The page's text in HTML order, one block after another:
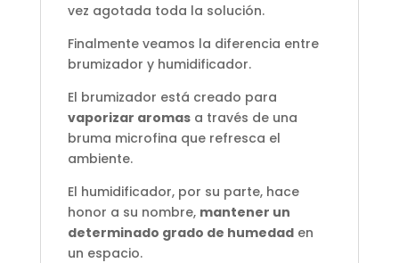
vez agotada toda la solución.
Finalmente veamos la diferencia entre
brumizador y humidificador.
El brumizador está creado para
vaporizar aromasa través de una
bruma microfina que refresca el
ambiente.
El humidificador, por su parte, hace
honor a su nombre, mantener un
determinado grado de humedaden
un espacio.